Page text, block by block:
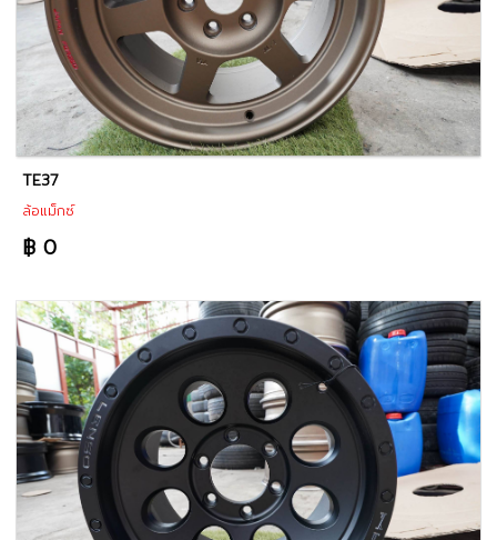
TE37
ล้อแม็กซ์
฿ 0